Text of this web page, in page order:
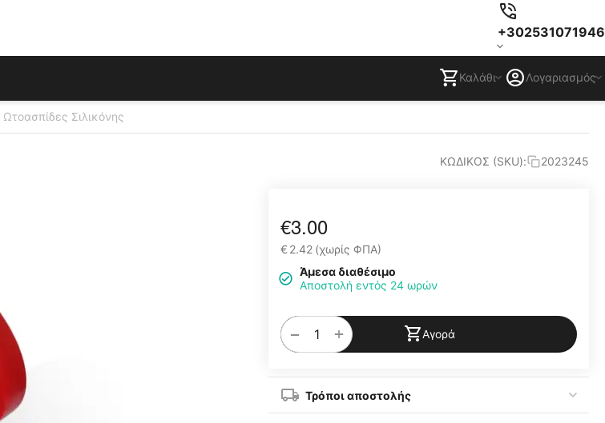
+302531071946
Καλάθι Λογαριασμός
Ωτοασπίδες Σιλικόνης
ΚΩΔΙΚΟΣ (SKU): 2023245
€3.00
€2.42 (χωρίς ΦΠΑ)
Άμεσα διαθέσιμο
Αποστολή εντός 24 ωρών
+
− Αγορά
Τρόποι αποστολής